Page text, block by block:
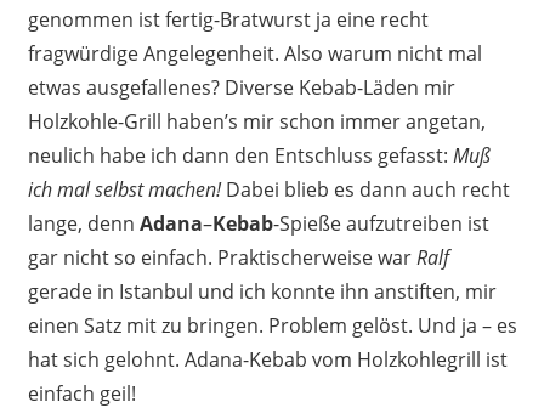
genommen ist fertig-Bratwurst ja eine recht
fragwürdige Angelegenheit. Also warum nicht mal
etwas ausgefallenes? Diverse Kebab-Läden mir
Holzkohle-Grill haben’s mir schon immer angetan,
neulich habe ich dann den Entschluss gefasst: Muß
ich mal selbst machen!Dabei blieb es dann auch recht
lange, denn Adana–Kebab-Spieße aufzutreiben ist
gar nicht so einfach. Praktischerweise warRalf
gerade in Istanbul und ich konnte ihn anstiften, mir
einen Satz mit zu bringen. Problem gelöst. Und ja – es
hat sich gelohnt. Adana-Kebab vom Holzkohlegrill ist
einfach geil!